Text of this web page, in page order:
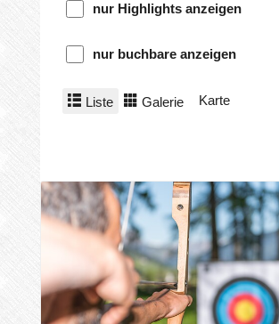
nur Highlights anzeigen
nur buchbare anzeigen
Liste Galerie Karte